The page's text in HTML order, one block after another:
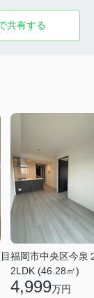
共有する
福岡市中央区今泉
2LDK (46.28㎡)
4,999万円